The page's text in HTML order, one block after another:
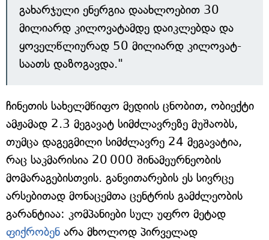
გახარჯული ენერგია დაახლოებით 30
მილიარდ კილოვატამდე დაიკლებდა და
ყოველწლიურად 50 მილიარდ კილოვატ-
საათს დაზოგავდა."
ჩინეთის სახელმწიფო მედიის ცნობით, ობიექტი
ამჟამად 2.3 მეგავატ სიმძლავრეზე მუშაობს,
თუმცა დაგეგმილი სიმძლავრე 24 მეგავატია,
რაც საკმარისია 20 000 შინამეურნეობის
მომარაგებისთვის. განვითარების ეს სივრცე
არსებითად მონაცემთა ცენტრის გამძლეობის
გარანტიაა: კომპანიები სულ უფრო მეტად
ფიქრობენ არა მხოლოდ პირველად